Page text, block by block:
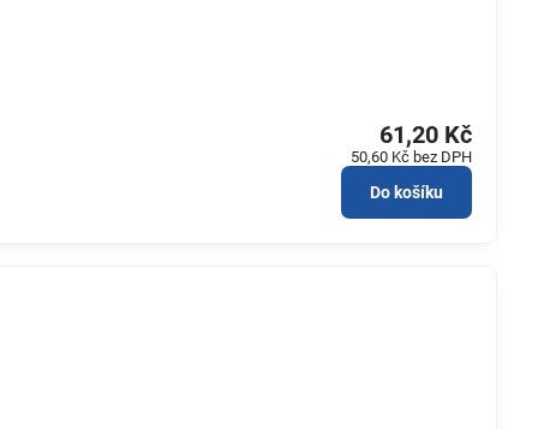
61,20 Kč
50,60 Kč bez DPH
Do košíku